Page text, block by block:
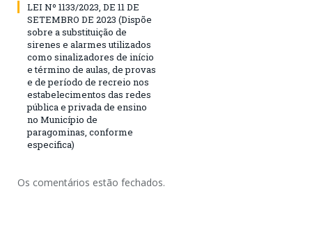
LEI Nº 1133/2023, DE 11 DE
SETEMBRO DE 2023 (Dispõe
sobre a substituição de
sirenes e alarmes utilizados
como sinalizadores de início
e término de aulas, de provas
e de período de recreio nos
estabelecimentos das redes
pública e privada de ensino
no Município de
paragominas, conforme
especifica)
Os comentários estão fechados.